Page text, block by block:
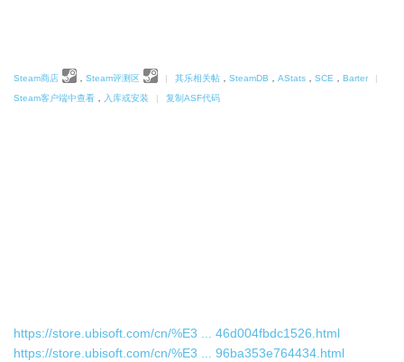
Steam商店 Steam评测区 | 其乐相关帖 SteamDB AStats SCE Barter
|
Steam客户端中查看
入库或安装 | 复制ASF代码
https://store.ubisoft.com/cn/%E3 ... 46d004fbdc1526.html
https://store.ubisoft.com/cn/%E3 ... 96ba353e764434.html